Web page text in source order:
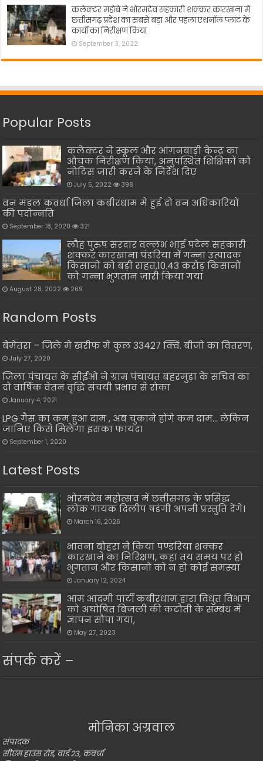
कलेक्टर महोबे ने भोरमदेव सहकारी शक्कर कारखाना में
छत्तीसगढ़ प्रदेश का सबसे बड़ा और पहला एथनॉल प्लांट के
कार्यो का निरीक्षण किया
September 3, 2022
Popular Posts
कलेक्टर ने स्कूल और आंगनबाड़ी केन्द्र का
औचक निरीक्षण किया, अनुपस्थित शिक्षिकों को
नोटिस जारी करने के निर्देश दिए
July 5, 2022 398
वन मंडल कवर्धा जिला कबीरधाम में हुई दो वन अधिकारियों
की पदोन्नति
September 18, 2020 321
लौह पुरुष सरदार वल्लभ भाई पटेल सहकारी
शक्कर कारखाना पंडरिया में गन्ना उत्पादक
किसानों को बड़ी राहत,10.43 करोड़ किसानों
को गन्ना भुगतान ज़ारी किया गया
August 28, 2022 269
Random Posts
बेमेतरा – जिले मे खरीफ में कुल 33427 क्विं. बीजों का वितरण,
July 27, 2020
जिला पंचायत के सीईओ ने ग्राम पंचायत बहरमुड़ा के सचिव का
दो वार्षिक वेतन वृद्धि संचयी प्रभाव से रोका
January 4, 2021
LPG गैस का कम हुआ दाम , अब चुकाने होंगे कम दाम… लेकिन
जानिए किसे मिलेगा इसका फायदा
September 1, 2020
Latest Posts
भोरमदेव महोत्सव में छत्तीसगढ़ के प्रसिद्ध
लोक गायक दिलीप षडंगी अपनी प्रस्तुति देंगे।
March 16, 2026
भावना बोहरा ने किया पण्डरिया शक्कर
कारखाने का निरिक्षण, कहा तय समय पर हो
भुगतान और किसानों को न हो कोई समस्या
January 12, 2024
आम आदमी पार्टी कबीरधाम द्वारा विधुत विभाग
को अघोषित बिजली की कटौती के सम्बंध में
ज्ञापन सौंपा गया,
May 27, 2023
संपर्क करें –
मोनिका अग्रवाल
संपादक
सीएम हाउस रोड, वार्ड 23, कवर्धा